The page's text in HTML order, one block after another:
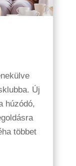
Új
húzódó,
többet